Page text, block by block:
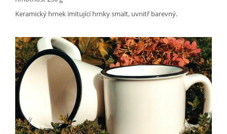
Keramický hrnek imitující hrnky smalt, uvnitř barevný.